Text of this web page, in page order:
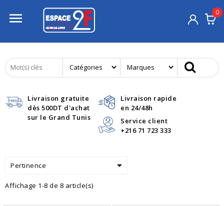
 0
Livraison gratuite
dès 500DT d'achat
sur le Grand Tunis
Livraison rapide
en 24/48h
Service client
+216 71 723 333
Pertinence 
Affichage 1-8 de 8 article(s)